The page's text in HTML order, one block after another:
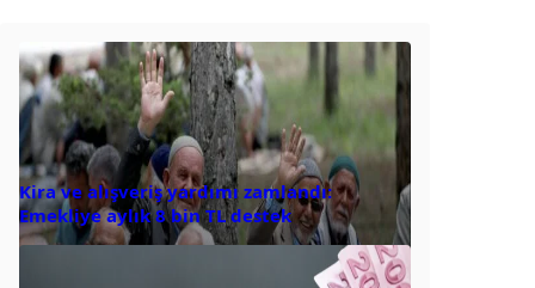
Kira ve alışveriş yardımı zamlandı:
Emekliye aylık 8 bin TL destek